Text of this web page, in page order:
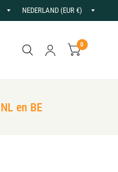
Land/regio
Land/
0
en BE